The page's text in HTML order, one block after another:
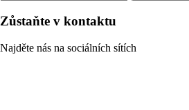
Zůstaňte v kontaktu
Najděte nás na sociálních sítích